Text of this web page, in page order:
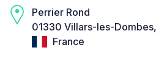
Perrier Rond
01330 Villars-les-Dombes,
France